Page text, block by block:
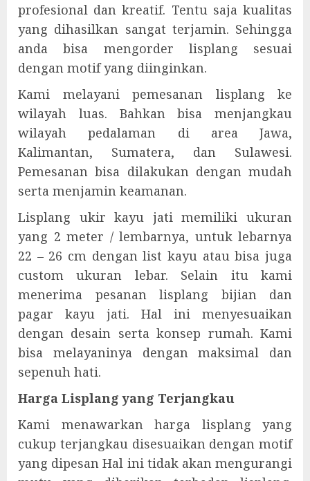
profesional dan kreatif. Tentu saja kualitas
yang dihasilkan sangat terjamin. Sehingga
anda bisa mengorder lisplang sesuai
dengan motif yang diinginkan.
Kami melayani pemesanan lisplang ke
wilayah luas. Bahkan bisa menjangkau
wilayah pedalaman di area Jawa,
Kalimantan, Sumatera, dan Sulawesi.
Pemesanan bisa dilakukan dengan mudah
serta menjamin keamanan.
Lisplang ukir kayu jati memiliki ukuran
yang 2 meter / lembarnya, untuk lebarnya
22 – 26 cm dengan list kayu atau bisa juga
custom ukuran lebar. Selain itu kami
menerima pesanan lisplang bijian dan
pagar kayu jati. Hal ini menyesuaikan
dengan desain serta konsep rumah. Kami
bisa melayaninya dengan maksimal dan
sepenuh hati.
Harga Lisplang yang Terjangkau
Kami menawarkan harga lisplang yang
cukup terjangkau disesuaikan dengan motif
yang dipesan Hal ini tidak akan mengurangi